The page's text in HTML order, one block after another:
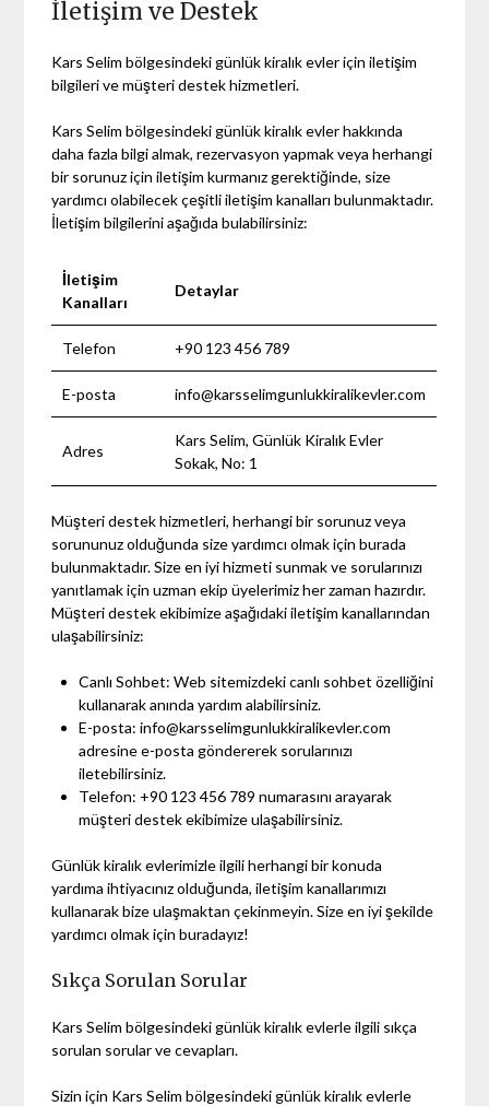
İletişim ve Destek
Kars Selim bölgesindeki günlük kiralık evler için iletişim
bilgileri ve müşteri destek hizmetleri.
Kars Selim bölgesindeki günlük kiralık evler hakkında
daha fazla bilgi almak, rezervasyon yapmak veya herhangi
bir sorunuz için iletişim kurmanız gerektiğinde, size
yardımcı olabilecek çeşitli iletişim kanalları bulunmaktadır.
İletişim bilgilerini aşağıda bulabilirsiniz:
İletişim
Kanalları
Detaylar
Telefon +90 123 456 789
E-posta info@karsselimgunlukkiralikevler.com
Adres
Kars Selim, Günlük Kiralık Evler
Sokak, No: 1
Müşteri destek hizmetleri, herhangi bir sorunuz veya
sorununuz olduğunda size yardımcı olmak için burada
bulunmaktadır. Size en iyi hizmeti sunmak ve sorularınızı
yanıtlamak için uzman ekip üyelerimiz her zaman hazırdır.
Müşteri destek ekibimize aşağıdaki iletişim kanallarından
ulaşabilirsiniz:
Canlı Sohbet: Web sitemizdeki canlı sohbet özelliğini
kullanarak anında yardım alabilirsiniz.
E-posta:info@karsselimgunlukkiralikevler.com
adresine e-posta göndererek sorularınızı
iletebilirsiniz.
Telefon: +90 123 456 789 numarasını arayarak
müşteri destek ekibimize ulaşabilirsiniz.
Günlük kiralık evlerimizle ilgili herhangi bir konuda
yardıma ihtiyacınız olduğunda, iletişim kanallarımızı
kullanarak bize ulaşmaktan çekinmeyin. Size en iyi şekilde
yardımcı olmak için buradayız!
Sıkça Sorulan Sorular
Kars Selim bölgesindeki günlük kiralık evlerle ilgili sıkça
sorulan sorular ve cevapları.
Sizin için Kars Selim bölgesindeki günlük kiralık evlerle